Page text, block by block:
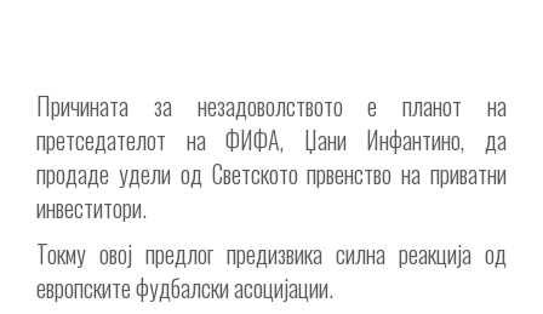
Причината за незадоволството е планот на
претседателот на ФИФА, Џани Инфантино, да
продаде удели од Светското првенство на приватни
инвеститори.
Токму овој предлог предизвика силна реакција од
европските фудбалски асоцијации.